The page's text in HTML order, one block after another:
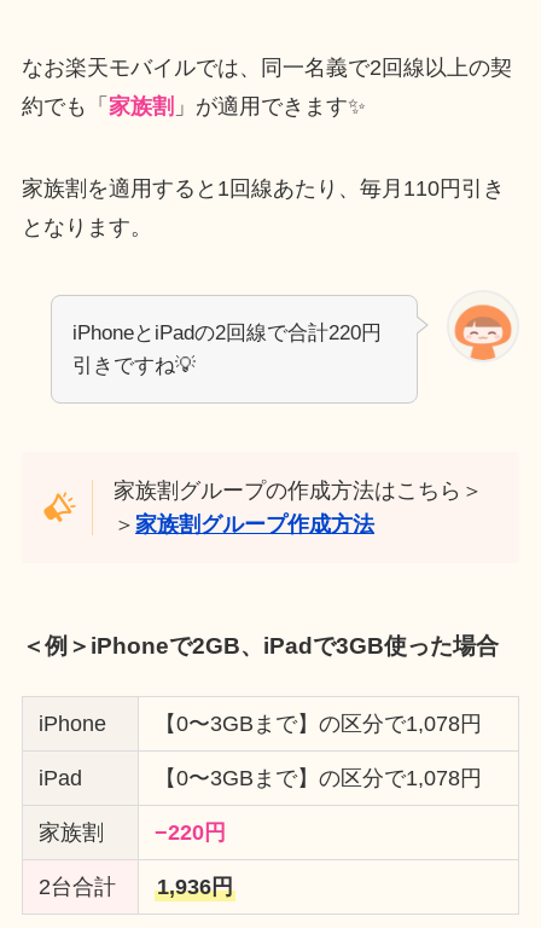
なお楽天モバイルでは、同一名義で2回線以上の契
約でも「 家族割 」が適用できます✨
家族割を適用すると1回線あたり、毎月110円引き
となります。
iPhoneとiPadの2回線で合計220円
引きですね💡
家族割グループの作成方法はこちら＞
＞家族割グループ作成方法
＜例＞iPhoneで2GB、iPadで3GB使った場合
iPhone 【0〜3GBまで】の区分で1,078円
iPad 【0〜3GBまで】の区分で1,078円
家族割 −220円
2台合計 1,936円